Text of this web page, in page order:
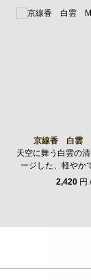
京線香 白雲
天空に舞う白雲の
ージした、軽やか
2,420円